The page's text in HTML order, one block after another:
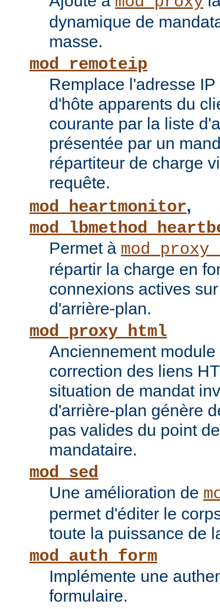
dynamique de
masse.
mod_remoteip
Remplace l'adresse
d'hôte apparents du
courante par la liste
présentée par un
répartiteur de charge
requête.
mod_heartmonitor,
Permet à
répartir la charge en
connexions actives
d'arrière-plan.
mod_proxy_html
Anciennement
correction des liens
situation de mandat
d'arrière-plan génère
pas valides du point
mandataire.
mod_sed
Une amélioration de
permet d'éditer le
toute la puissance de
mod_auth_form
Implémente une
formulaire.